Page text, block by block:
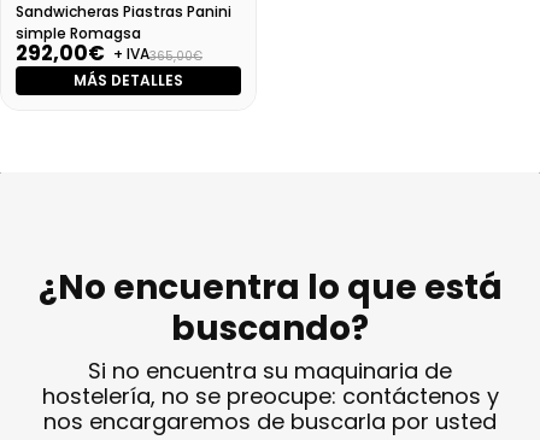
Sandwicheras Piastras Panini
simple Romagsa
292,00€ + IVA365,00€
MÁS DETALLES
¿No encuentra lo que está
buscando?
Si no encuentra su maquinaria de
hostelería, no se preocupe: contáctenos y
nos encargaremos de buscarla por usted